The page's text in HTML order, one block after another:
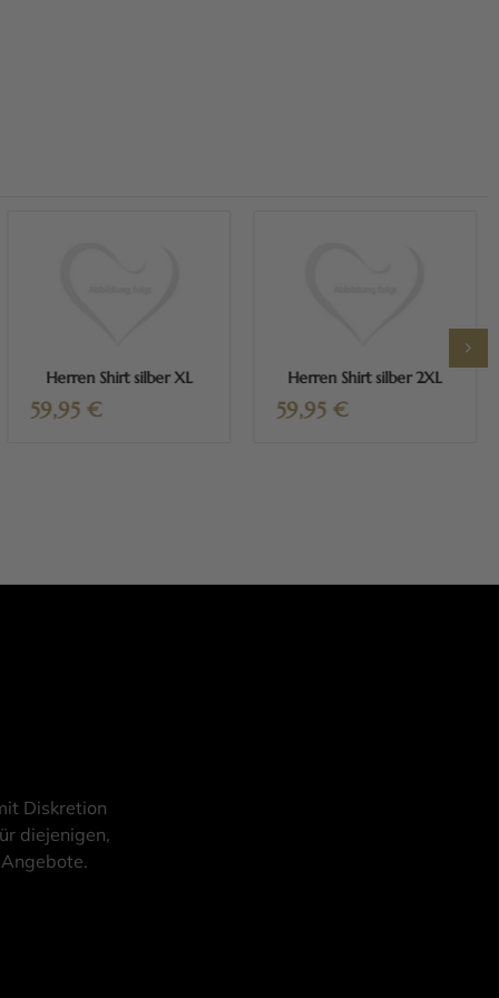
Herren Shirt silber XL
59,95€
Herren Shirt silber 2XL
59,95€
Diskretion
diejenigen,